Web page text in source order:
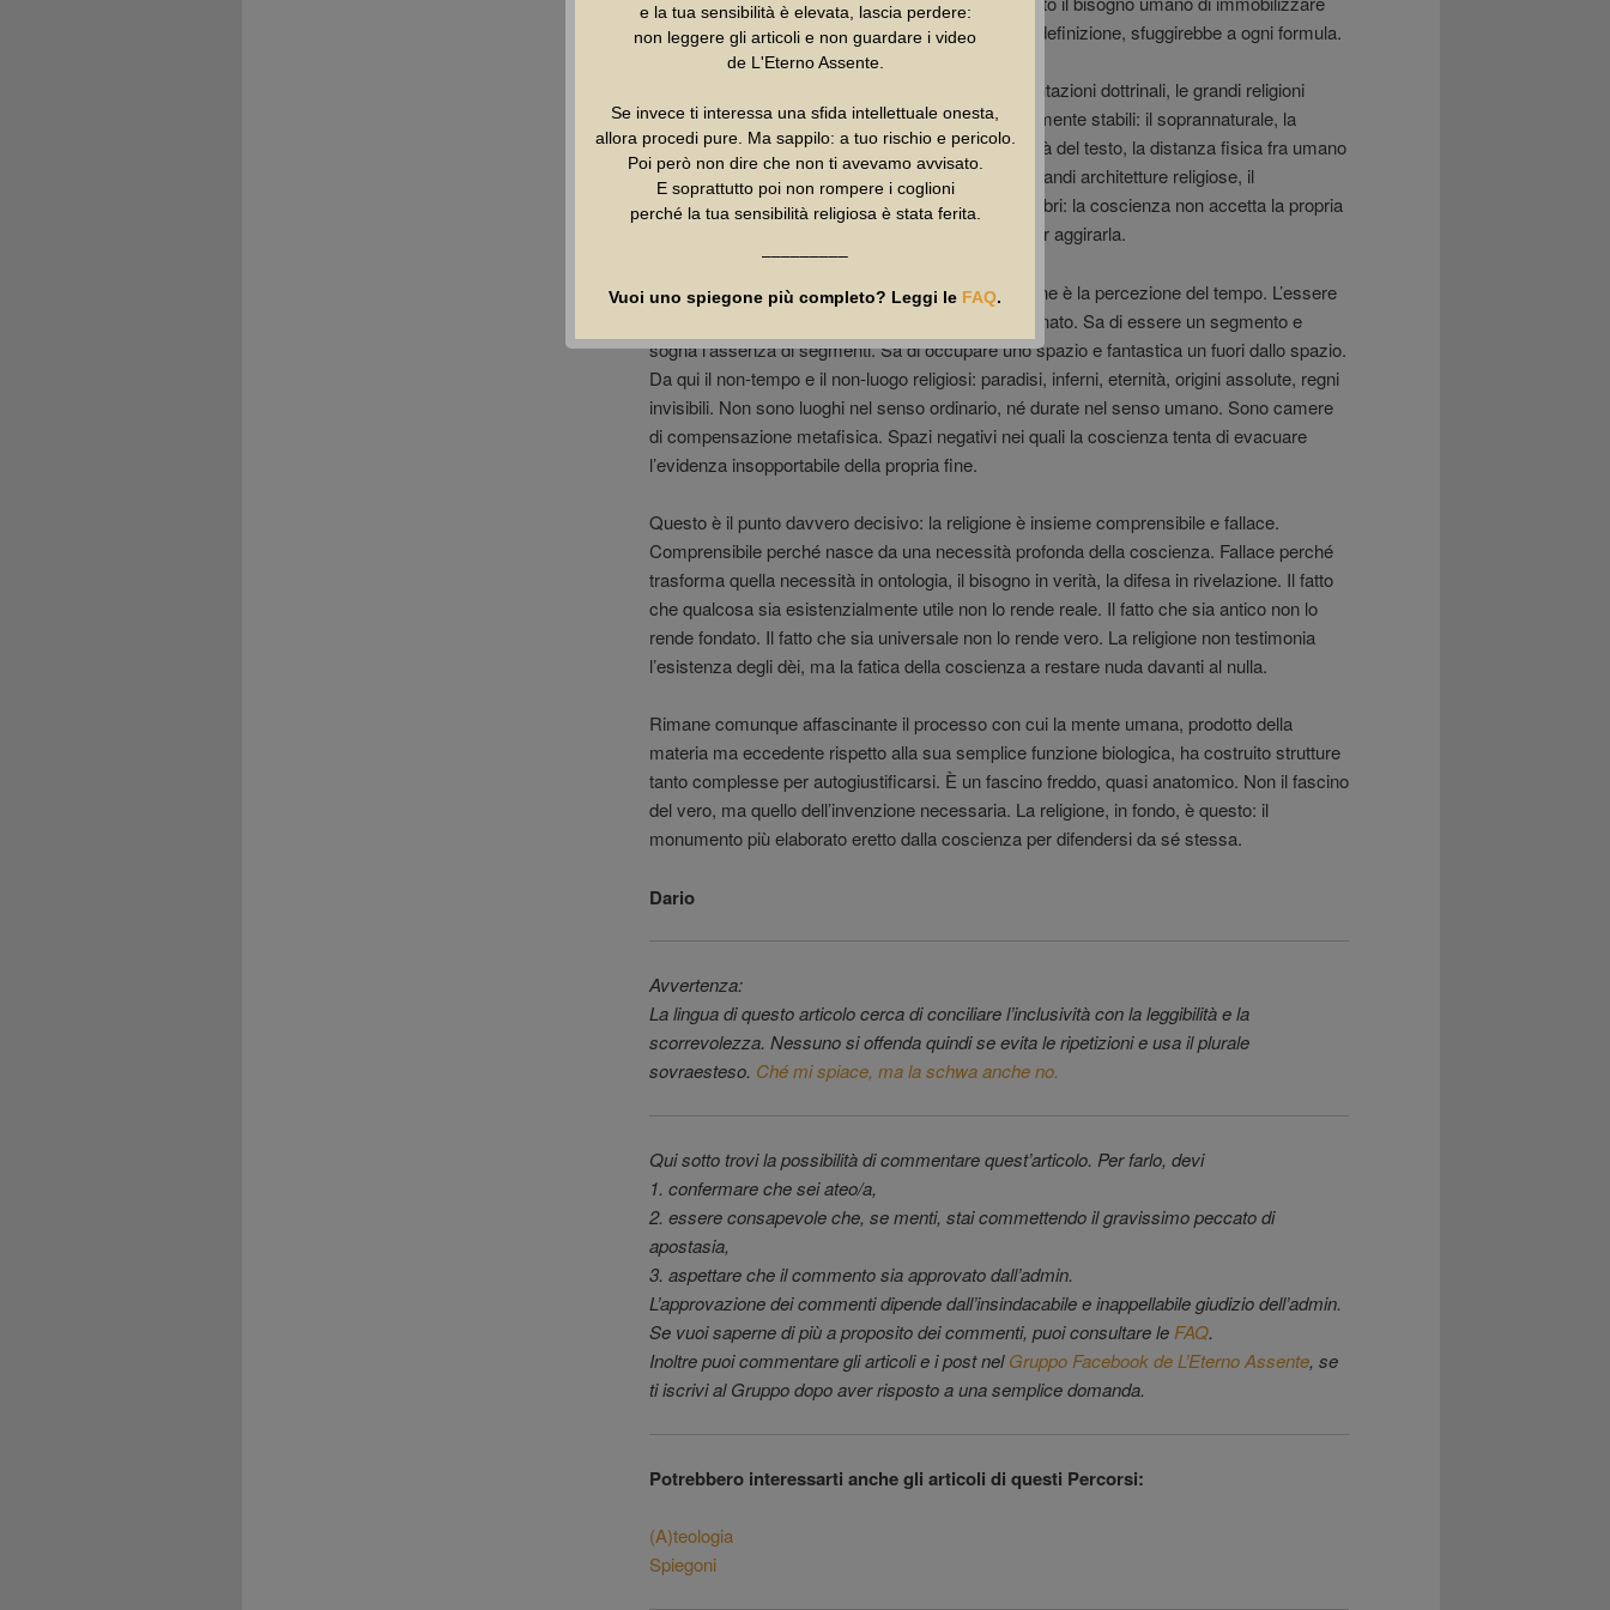
l’indeterminabile, di fissare in formule ciò che, per definizione, sfuggirebbe a ogni formula.
Non è un caso che, al netto di scismi, riforme e mutazioni dottrinali, le grandi religioni
abbiano conservato nuclei strutturali sorprendentemente stabili: il soprannaturale, la
trascendenza, la separatezza del divino, la sacralità del testo, la distanza fisica fra umano
e dio. Dai Veda alla Bibbia, passando per le altre grandi architetture religiose, il
meccanismo di fondo cambia meno di quanto sembri: la coscienza non accetta la propria
finitudine e costruisce una grammatica dell’oltre per aggirarla.
Un altro fattore decisivo nell’autopoiesi della religione è la percezione del tempo. L’essere
umano non vive soltanto nel tempo: ne è ossessionato. Sa di essere un segmento e
sogna l’assenza di segmenti. Sa di occupare uno spazio e fantastica un fuori dallo spazio.
Da qui il non-tempo e il non-luogo religiosi: paradisi, inferni, eternità, origini assolute, regni
invisibili. Non sono luoghi nel senso ordinario, né durate nel senso umano. Sono camere
di compensazione metafisica. Spazi negativi nei quali la coscienza tenta di evacuare
l’evidenza insopportabile della propria fine.
Questo è il punto davvero decisivo: la religione è insieme comprensibile e fallace.
Comprensibile perché nasce da una necessità profonda della coscienza. Fallace perché
trasforma quella necessità in ontologia, il bisogno in verità, la difesa in rivelazione. Il fatto
che qualcosa sia esistenzialmente utile non lo rende reale. Il fatto che sia antico non lo
rende fondato. Il fatto che sia universale non lo rende vero. La religione non testimonia
l’esistenza degli dèi, ma la fatica della coscienza a restare nuda davanti al nulla.
Rimane comunque affascinante il processo con cui la mente umana, prodotto della
materia ma eccedente rispetto alla sua semplice funzione biologica, ha costruito strutture
tanto complesse per autogiustificarsi. È un fascino freddo, quasi anatomico. Non il fascino
del vero, ma quello dell’invenzione necessaria. La religione, in fondo, è questo: il
monumento più elaborato eretto dalla coscienza per difendersi da sé stessa.
Dario
Avvertenza:
La lingua di questo articolo cerca di conciliare l’inclusività con la leggibilità e la
scorrevolezza. Nessuno si offenda quindi se evita le ripetizioni e usa il plurale
sovraesteso. Ché mi spiace, ma la schwa anche no.
Qui sotto trovi la possibilità di commentare quest’articolo. Per farlo, devi
1. confermare che sei ateo/a,
2. essere consapevole che, se menti, stai commettendo il gravissimo peccato di
apostasia,
3. aspettare che il commento sia approvato dall’admin.
L’approvazione dei commenti dipende dall’insindacabile e inappellabile giudizio dell’admin.
Se vuoi saperne di più a proposito dei commenti, puoi consultare leFAQ.
Inoltre puoi commentare gli articoli e i post nelGruppo Facebook de L’Eterno Assente, se
ti iscrivi al Gruppo dopo aver risposto a una semplice domanda.
Potrebbero interessarti anche gli articoli di questi Percorsi:
(A)teologia
Spiegoni
e la tua sensibilità è elevata, lascia perdere:
non leggere gli articoli e non guardare i video
de L'Eterno Assente.
Se invece ti interessa una sfida intellettuale onesta,
allora procedi pure. Ma sappilo: a tuo rischio e pericolo.
Poi però non dire che non ti avevamo avvisato.
E soprattutto poi non rompere i coglioni
perché la tua sensibilità religiosa è stata ferita.
–––––––––
Vuoi uno spiegone più completo? Leggi le FAQ.